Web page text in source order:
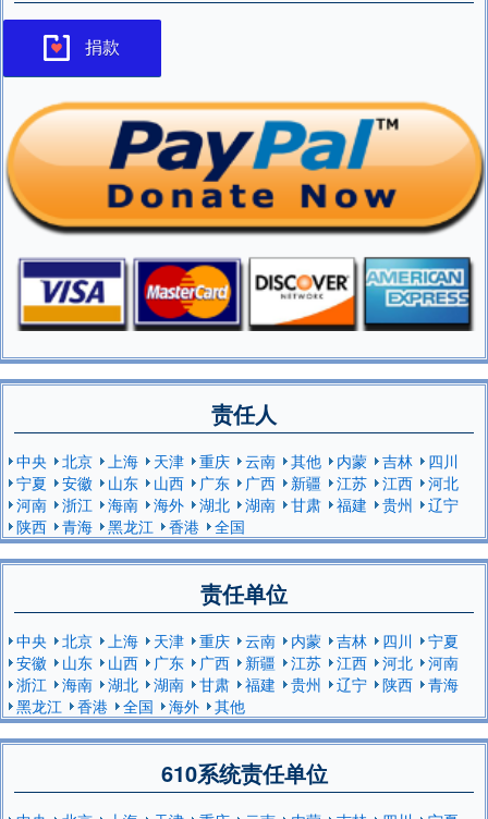
捐款
责任人
中央 北京 上海 天津 重庆 云南 其他 内蒙 吉林
四川
宁夏
安徽 山东 山西 广东 广西 新疆 江苏 江西
河北
河南
浙江 海南 海外 湖北 湖南 甘肃 福建 贵州
辽宁
陕西
青海 黑龙江 香港 全国
责任单位
中央 北京 上海 天津 重庆 云南 内蒙 吉林 四川
宁夏
安徽
山东 山西 广东 广西 新疆 江苏 江西 河北
河南
浙江
海南 湖北 湖南 甘肃 福建 贵州 辽宁 陕西
青海
黑龙江
香港 全国 海外 其他
610系统责任单位